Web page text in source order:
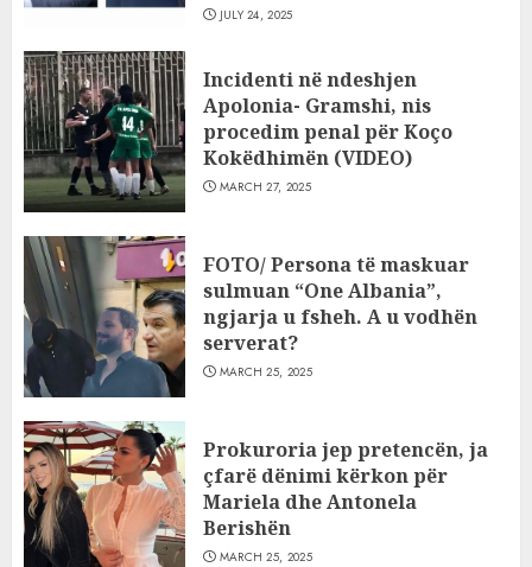
JULY 24, 2025
Incidenti në ndeshjen
Apolonia- Gramshi, nis
procedim penal për Koço
Kokëdhimën (VIDEO)
MARCH 27, 2025
FOTO/ Persona të maskuar
sulmuan “One Albania”,
ngjarja u fsheh. A u vodhën
serverat?
MARCH 25, 2025
Prokuroria jep pretencën, ja
çfarë dënimi kërkon për
Mariela dhe Antonela
Berishën
MARCH 25, 2025